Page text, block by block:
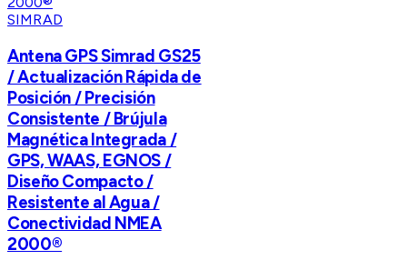
SIMRAD
Antena GPS Simrad GS25
/ Actualización Rápida de
Posición / Precisión
Consistente / Brújula
Magnética Integrada /
GPS, WAAS, EGNOS /
Diseño Compacto /
Resistente al Agua /
Conectividad NMEA
2000®